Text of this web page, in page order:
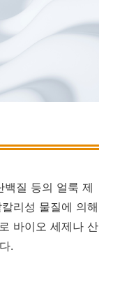
백질 등의 얼룩 제
리성 물질에 의해
바이오 세제나 산
.